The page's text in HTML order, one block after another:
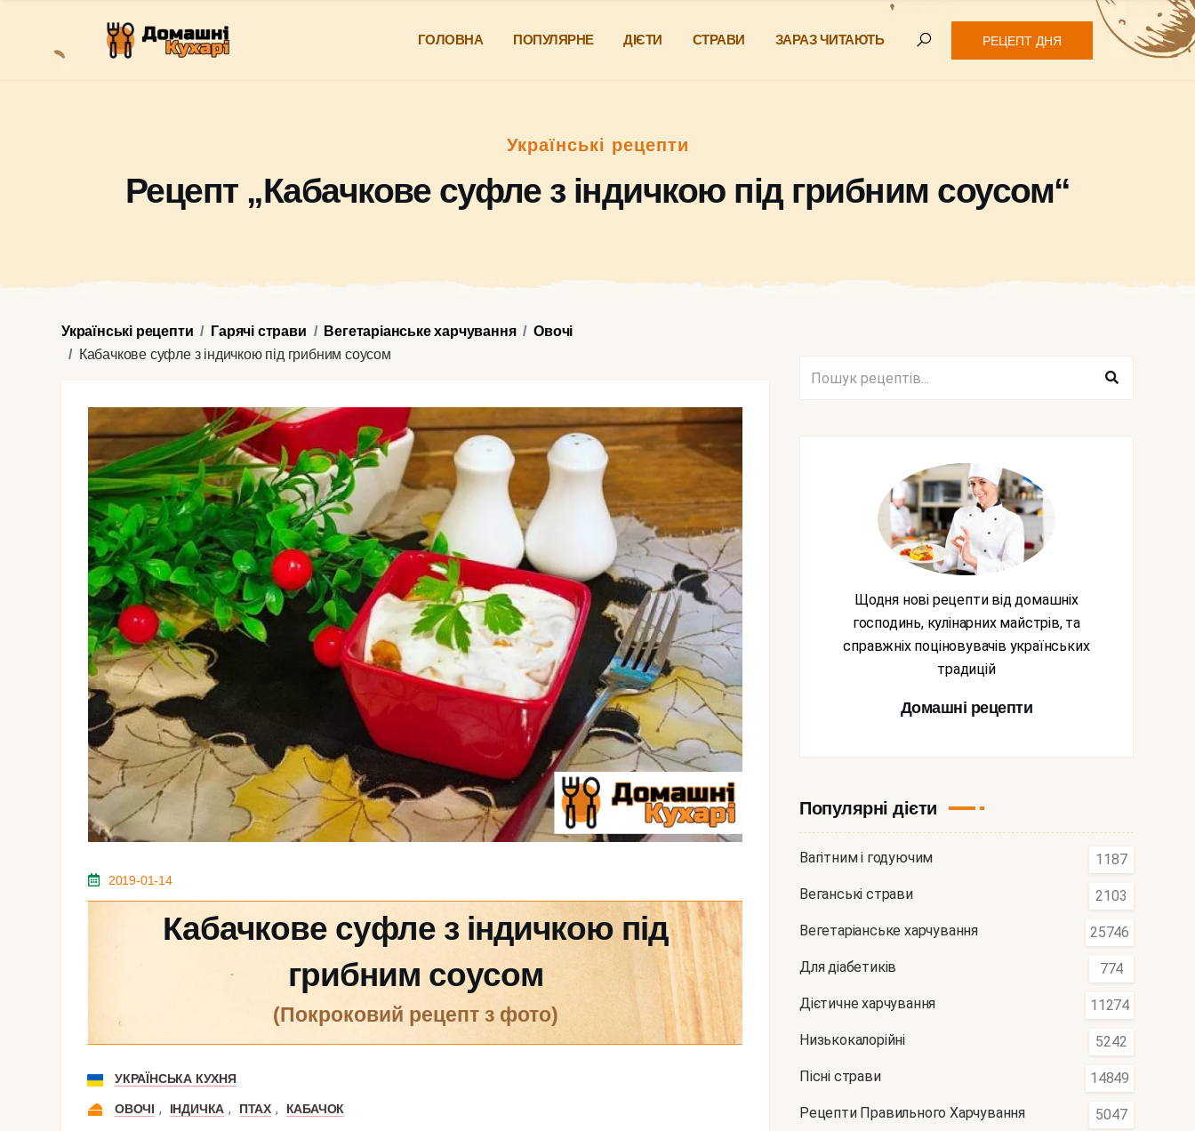
ГОЛОВНА ПОПУЛЯРНЕ ДІЄТИ СТРАВИ ЗАРАЗ ЧИТАЮТЬ РЕЦЕПТ ДНЯ
Українські рецепти
Рецепт „Кабачкове суфле з індичкою під грибним соусом“
Українські рецепти Гарячі страви Вегетаріанське харчування
Овочі
Кабачкове суфле з індичкою під грибним соусом
2019-01-14
Кабачкове суфле з індичкою під
грибним соусом
(покроковий рецепт з фото)
УКРАЇНСЬКА КУХНЯ
ОВОЧІ , ІНДИЧКА , ПТАХ , КАБАЧОК
Щодня нові рецепти від домашніх
господинь, кулінарних майстрів, та
справжніх поціновувачів українських
традицій
Домашні рецепти
Популярні дієти
Вагітним і годуючим 1187
Веганські страви 2103
Вегетаріанське харчування 25746
Для діабетиків 774
Дієтичне харчування 11274
Низькокалорійні 5242
Пісні страви 14849
Рецепти Правильного Харчування 5047